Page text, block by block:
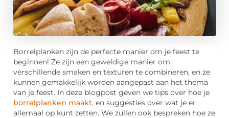
Borrelplanken zijn de perfecte manier om je feest te
beginnen! Ze zijn een geweldige manier om
verschillende smaken en texturen te combineren, en ze
kunnen gemakkelijk worden aangepast aan het thema
van je feest. In deze blogpost geven we tips over hoe je
borrelplanken maakt, en suggesties over wat je er
allemaal op kunt zetten. We zullen ook bespreken hoe ze